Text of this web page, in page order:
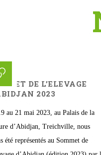
DE L’ELEVAGE
2023
au 21 mai 2023, au Palais de la
d’Abidjan, Treichville, nous
été représentés au Sommet de